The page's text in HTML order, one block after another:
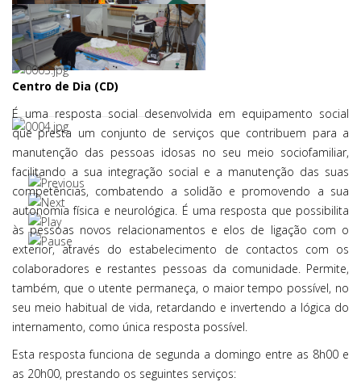
Centro de Dia (CD)
É uma resposta social desenvolvida em equipamento social
que presta um conjunto de serviços que contribuem para a
manutenção das pessoas idosas no seu meio sociofamiliar,
facilitando a sua integração social e a manutenção das suas
competências, combatendo a solidão e promovendo a sua
autonomia física e neurológica. É uma resposta que possibilita
às pessoas novos relacionamentos e elos de ligação com o
exterior, através do estabelecimento de contactos com os
colaboradores e restantes pessoas da comunidade. Permite,
também, que o utente permaneça, o maior tempo possível, no
seu meio habitual de vida, retardando e invertendo a lógica do
internamento, como única resposta possível.
Esta resposta funciona de segunda a domingo entre as 8h00 e
as 20h00, prestando os seguintes serviços: